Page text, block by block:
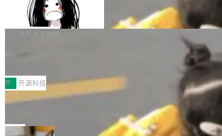
容的百科平台，被马斯克视为传统众包百科网站
维基百科的替代方案。Lawfare 调查发现，无论
热门页面还是低关注度页面，均未出现近期更
声明 LocaleResolver、注册 LocaleChangeInt
erceptor…五六步之后才能看到第一行翻译文
本。 Solon 换了个方式。整个 i18n 模块围绕三
Apache Doris 4.1 全面增强 Iceberg：
支持 UPDATE、MERGE INTO 与 Iceb
erg V3
Apache Doris 4.1 要补齐的，正是缺失的那一
半。在已有查询能力的基础上，Doris 进一步支
常维护操作，并完整支持 Iceberg V3 格式。
白开水不加糖
村国家自主创新示范区会议中心开幕。本届大会
由中关村智联软件服务业质量创新联盟主办，以
“智构可信·质创未来——AI原生时代的质量新范
式”为主题，直面AI从实验室走向规模化产业落地
的核心质量命题。会上，《2026智能研发生产力
开 开源科技
让非法状态不可表示：一篇关于 ADT
有一种东西，一旦用过就回不去了。Alex Fedos
eev 管它叫"软件设计的基石"。 他说的东西不新
局